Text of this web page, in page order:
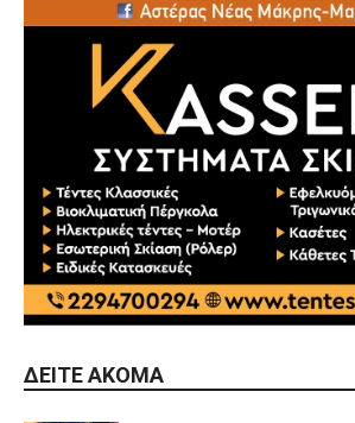
ΔΕΊΤΕ ΑΚΌΜΑ